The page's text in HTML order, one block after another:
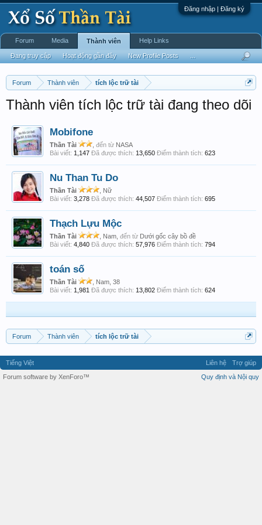
Đăng nhập | Đăng ký
Forum Thành viên tích lộc trữ tài
Thành viên tích lộc trữ tài đang theo dõi
Mobifone
Thần Tài đến từ NASA
Bài viết: 1,147 Đã được thích: 13,650 Điểm thành tích: 623
Nu Than Tu Do
Thần Tài
, Nữ
Bài viết: 3,278 Đã được thích: 44,507 Điểm thành tích: 695
Thạch Lựu Mộc
Thần Tài , Nam, đến từ Dưới gốc cây bồ đề
Bài viết: 4,840 Đã được thích: 57,976 Điểm thành tích: 794
toán số
Thần Tài
, Nam, 38
Bài viết: 1,981 Đã được thích: 13,802 Điểm thành tích: 624
Forum Thành viên tích lộc trữ tài
Forum Media Thành viên
Đang truy cập Hoạt động gần đây New Profile Posts
Help Links
Tiếng Việt Liên hệ
Trợ giúp
Quy định và Nội quy
Forum software by XenForo™